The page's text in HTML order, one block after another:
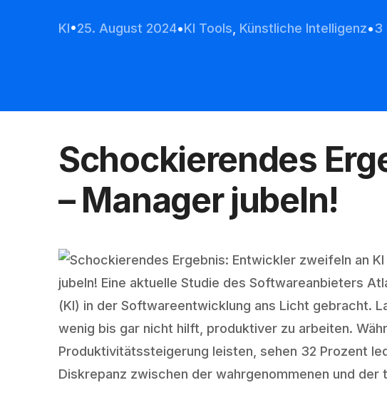
KI 25. August 2024 KI Tools Künstliche Intelligenz 3
Schockierendes
– Manager jubeln!
jubeln! Eine aktuelle Studie des Softwareanbieters
(KI) in der Softwareentwicklung ans Licht gebracht.
wenig bis gar nicht hilft, produktiver zu arbeiten.
Produktivitätssteigerung leisten, sehen 32 Prozent
Diskrepanz zwischen der wahrgenommenen und